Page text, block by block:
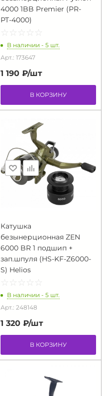
4000 1BB Premier (РR-
РТ-4000)
☆ ☆ ☆ ☆ ☆
★ ★ ★ ★ ★
В наличии - 5 шт.
Арт.: 173647
1 190 ₽/шт
В КОРЗИНУ
Катушка
безынерционная ZEN
6000 BR 1 подшип +
зап.шпуля (HS-KF-Z6000-
S) Helios
☆ ☆ ☆ ☆ ☆
★ ★ ★ ★ ★
В наличии - 5 шт.
Арт.: 248148
1 320 ₽/шт
В КОРЗИНУ